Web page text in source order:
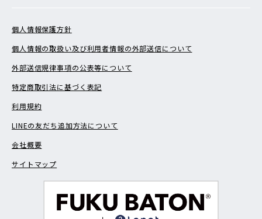
個人情報保護方針
個人情報の取扱い及び利用者情報の外部送信について
外部送信規律事項の公表等について
特定商取引法に基づく表記
利用規約
LINEの友だち追加方法について
会社概要
サイトマップ